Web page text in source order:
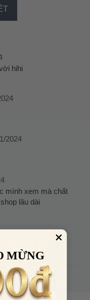
hihi
2024
mình xem mà chất
lâu dài
MỪNG